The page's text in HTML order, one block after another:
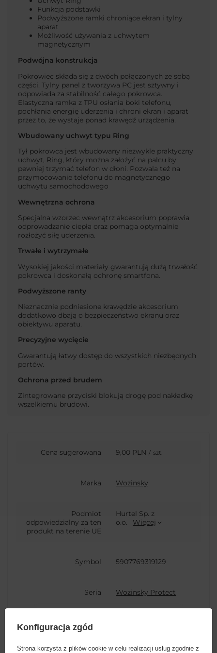
Funkcja podstawki
Podwyższone ramki chroniące ekran i tylny
aparat
Możliwość używania z uchwytem
magnetycznym
Podwójna konstrukcja
Pokrowiec składa się z dwóch połączonych ze sobą
części. Tylny panel z tworzywa PC jest sztywny i
odpowiada za stabilność całego pokrowca.
Elastyczna ramka z TPU osłania boki telefonu,
pochłania energię uderzenia i chroni ekran i aparat
przez to, że wystaje ponad krawędź urządzenia.
Wbudowany uchwyt typu Ring
Tył pokrowca jest wbudowany niezwykle praktyczny
uchwyt, Ring, który można założyć na palcu by
pewniej trzymać telefon w dłoni. Pozwala też na
przymocowanie telefonu do magnetycznego
uchwytu samochodowego
Wewnętrzna ochrona
Specjalna wzorzec wewnątrz akcesorium poprawia
odprowadzanie ciepła oraz pomaga optymalnie
rozłożyć siłę uderzenia.
Trwałe i wytrzymałe
Wysokiej jakości materiały gwarantują dużą trwałość
pokrowca i doskonałą ochronę smartfona.
Podwyższone ranty
Nieznacznie podniesione krawędzie akcesorium
dodatkowo dbają o bezpieczeństwo ekranu oraz
obiektywu aparatu.
Precyzyjne wycięcie
Gwarantują łatwy dostęp do wszystkich niezbędnych
portów.
Ochrona przed brudem
Zintegrowane przyciski blokują drogę pod nakładkę
wszelkiemu brudowi.
Cena sugerowana 9,00 PLN / szt.
Marka Wozinsky
Podmiot
odpowiedzialny za ten
produkt na terenie UE
Hurtel Sp. z
o.o.
Więcej
Symbol 5907769319129
Seria Wozinsky Protect
Gwarancja
Konfiguracja zgód
Strona korzysta z plików cookie w celu realizacji usług zgodnie z